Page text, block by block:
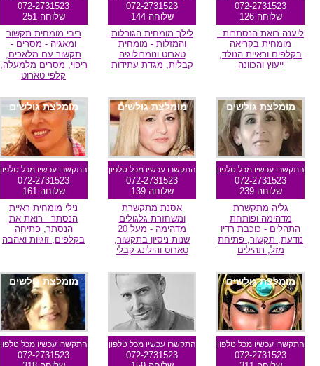
072-2731523
שלוחה 126
ליענה רואת הנסתרות -
מומחית בקריאה
בקלפים וראיית הנולד,
ייעוץ והכוונה
072-2731523
שלוחה 144
לילך מומחית הגורלות
והמזלות - מומחית
טארוט ונומרולוגיה
קבלית, מגדת עתידות
072-2731523
שלוחה 251
ריבי מומחית תקשור
ומאגיה - מסרים -
תקשור עם מלאכים,
ריפוי, מסרים מלמעלה,
קלפי טארוט
מומלצת גולשים
התקשרו עכשיו מכל טלפון
072-2731523
שלוחה 239
גליה מתקשרת
מדהימה ופותחת
התהלים - כוכבת רדיו
נודעת, תקשור, פתיחת
מזל, תהילים
מומלצת גולשים
התקשרו עכשיו מכל טלפון
072-2731523
שלוחה 139
אסנת מתקשרת
ומשחזרת גלגולים
מדהימה - מעל 20
שנות ניסיון בתקשור,
טארוט והילינג קבלי
מומלצת גולשים
התקשרו עכשיו מכל טלפון
072-2731523
שלוחה 161
נילי מומחית ראיית
הנסתר - רואת את
הנסתר, פתיחה
בקלפים, זוגיות ואהבה
מומלצת גולשים
התקשרו עכשיו מכל טלפון
072-2731523
התקשרו עכשיו מכל טלפון
072-2731523
מומלצת גולשים
התקשרו עכשיו מכל טלפון
072-2731523